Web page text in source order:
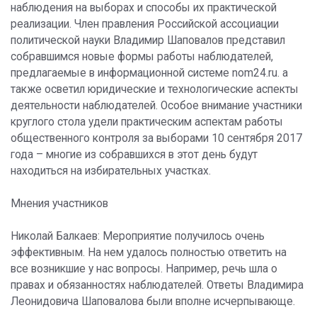
наблюдения на выборах и способы их практической
реализации. Член правления Российской ассоциации
политической науки Владимир Шаповалов представил
собравшимся новые формы работы наблюдателей,
предлагаемые в информационной системе nom24.ru. а
также осветил юридические и технологические аспекты
деятельности наблюдателей. Особое внимание участники
круглого стола удели практическим аспектам работы
общественного контроля за выборами 10 сентября 2017
года – многие из собравшихся в этот день будут
находиться на избирательных участках.
Мнения участников
Николай Балкаев: Мероприятие получилось очень
эффективным. На нем удалось полностью ответить на
все возникшие у нас вопросы. Например, речь шла о
правах и обязанностях наблюдателей. Ответы Владимира
Леонидовича Шаповалова были вполне исчерпывающе.